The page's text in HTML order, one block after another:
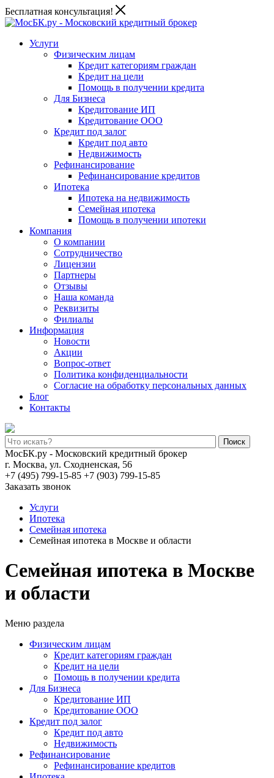
Бесплатная консультация!
Услуги
Физическим лицам
Кредит категориям граждан
Кредит на цели
Помощь в получении кредита
Для Бизнеса
Кредитование ИП
Кредитование ООО
Кредит под залог
Кредит под авто
Недвижимость
Рефинансирование
Рефинансирование кредитов
Ипотека
Ипотека на недвижимость
Семейная ипотека
Помощь в получении ипотеки
Компания
О компании
Сотрудничество
Лицензии
Партнеры
Отзывы
Наша команда
Реквизиты
Филиалы
Информация
Новости
Акции
Вопрос-ответ
Политика конфиденциальности
Согласие на обработку персональных данных
Блог
Контакты
Поиск
МосБК.ру - Московский кредитный брокер
г. Москва, ул. Сходненская, 56
+7 (495) 799-15-85 +7 (903) 799-15-85
Заказать звонок
Услуги
Ипотека
Семейная ипотека
Семейная ипотека в Москве и области
Семейная ипотека в Москве
и области
Меню раздела
Физическим лицам
Кредит категориям граждан
Кредит на цели
Помощь в получении кредита
Для Бизнеса
Кредитование ИП
Кредитование ООО
Кредит под залог
Кредит под авто
Недвижимость
Рефинансирование
Рефинансирование кредитов